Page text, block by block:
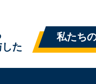
した
私たち